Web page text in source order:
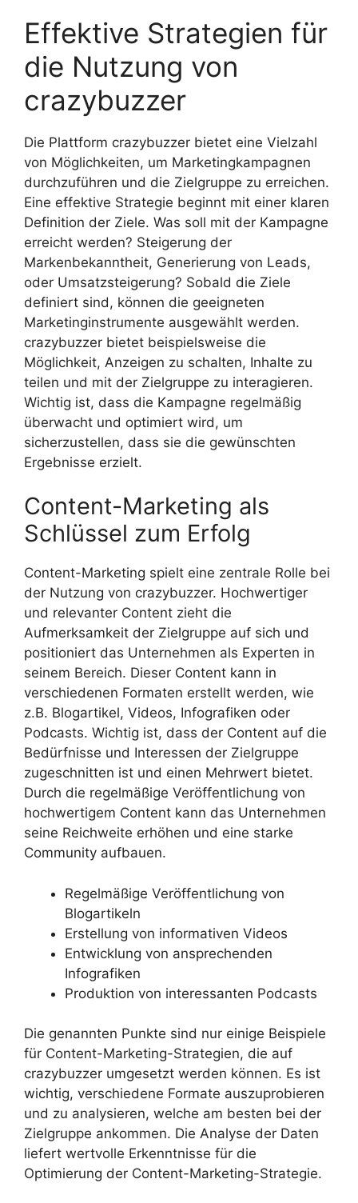
Effektive Strategien für
die Nutzung von
crazybuzzer
Die Plattform crazybuzzer bietet eine Vielzahl
von Möglichkeiten, um Marketingkampagnen
durchzuführen und die Zielgruppe zu erreichen.
Eine effektive Strategie beginnt mit einer klaren
Definition der Ziele. Was soll mit der Kampagne
erreicht werden? Steigerung der
Markenbekanntheit, Generierung von Leads,
oder Umsatzsteigerung? Sobald die Ziele
definiert sind, können die geeigneten
Marketinginstrumente ausgewählt werden.
crazybuzzer bietet beispielsweise die
Möglichkeit, Anzeigen zu schalten, Inhalte zu
teilen und mit der Zielgruppe zu interagieren.
Wichtig ist, dass die Kampagne regelmäßig
überwacht und optimiert wird, um
sicherzustellen, dass sie die gewünschten
Ergebnisse erzielt.
Content-Marketing als
Schlüssel zum Erfolg
Content-Marketing spielt eine zentrale Rolle bei
der Nutzung von crazybuzzer. Hochwertiger
und relevanter Content zieht die
Aufmerksamkeit der Zielgruppe auf sich und
positioniert das Unternehmen als Experten in
seinem Bereich. Dieser Content kann in
verschiedenen Formaten erstellt werden, wie
z.B. Blogartikel, Videos, Infografiken oder
Podcasts. Wichtig ist, dass der Content auf die
Bedürfnisse und Interessen der Zielgruppe
zugeschnitten ist und einen Mehrwert bietet.
Durch die regelmäßige Veröffentlichung von
hochwertigem Content kann das Unternehmen
seine Reichweite erhöhen und eine starke
Community aufbauen.
Regelmäßige Veröffentlichung von
Blogartikeln
Erstellung von informativen Videos
Entwicklung von ansprechenden
Infografiken
Produktion von interessanten Podcasts
Die genannten Punkte sind nur einige Beispiele
für Content-Marketing-Strategien, die auf
crazybuzzer umgesetzt werden können. Es ist
wichtig, verschiedene Formate auszuprobieren
und zu analysieren, welche am besten bei der
Zielgruppe ankommen. Die Analyse der Daten
liefert wertvolle Erkenntnisse für die
Optimierung der Content-Marketing-Strategie.